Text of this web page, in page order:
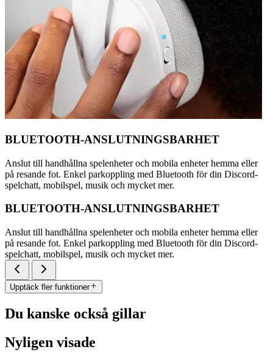
BLUETOOTH-ANSLUTNINGSBARHET
Anslut till handhållna spelenheter och mobila enheter hemma eller
på resande fot. Enkel parkoppling med Bluetooth för din Discord-
spelchatt, mobilspel, musik och mycket mer.
BLUETOOTH-ANSLUTNINGSBARHET
Anslut till handhållna spelenheter och mobila enheter hemma eller
på resande fot. Enkel parkoppling med Bluetooth för din Discord-
spelchatt, mobilspel, musik och mycket mer.
Upptäck fler funktioner
Du kanske också gillar
Nyligen visade